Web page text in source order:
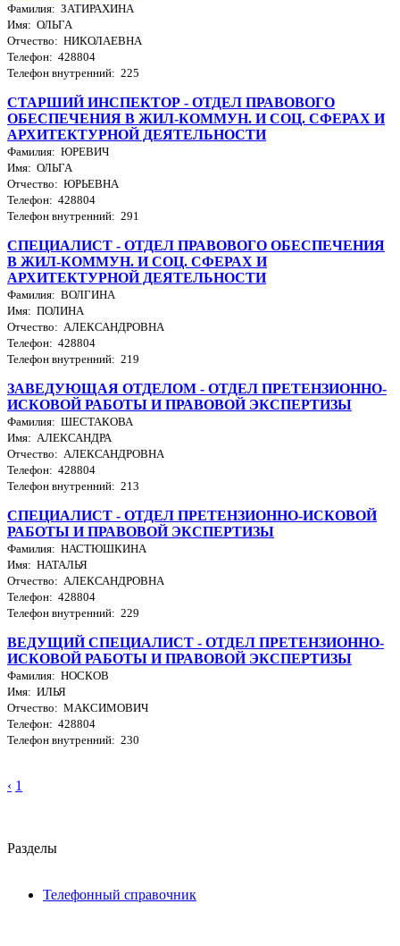
Фамилия: ЗАТИРАХИНА
Имя: ОЛЬГА
Отчество: НИКОЛАЕВНА
Телефон: 428804
Телефон внутренний: 225
СТАРШИЙ ИНСПЕКТОР - ОТДЕЛ ПРАВОВОГО
ОБЕСПЕЧЕНИЯ В ЖИЛ-КОММУН. И СОЦ. СФЕРАХ И
АРХИТЕКТУРНОЙ ДЕЯТЕЛЬНОСТИ
Фамилия: ЮРЕВИЧ
Имя: ОЛЬГА
Отчество: ЮРЬЕВНА
Телефон: 428804
Телефон внутренний: 291
СПЕЦИАЛИСТ - ОТДЕЛ ПРАВОВОГО ОБЕСПЕЧЕНИЯ
В ЖИЛ-КОММУН. И СОЦ. СФЕРАХ И
АРХИТЕКТУРНОЙ ДЕЯТЕЛЬНОСТИ
Фамилия: ВОЛГИНА
Имя: ПОЛИНА
Отчество: АЛЕКСАНДРОВНА
Телефон: 428804
Телефон внутренний: 219
ЗАВЕДУЮЩАЯ ОТДЕЛОМ - ОТДЕЛ ПРЕТЕНЗИОННО-
ИСКОВОЙ РАБОТЫ И ПРАВОВОЙ ЭКСПЕРТИЗЫ
Фамилия: ШЕСТАКОВА
Имя: АЛЕКСАНДРА
Отчество: АЛЕКСАНДРОВНА
Телефон: 428804
Телефон внутренний: 213
СПЕЦИАЛИСТ - ОТДЕЛ ПРЕТЕНЗИОННО-ИСКОВОЙ
РАБОТЫ И ПРАВОВОЙ ЭКСПЕРТИЗЫ
Фамилия: НАСТЮШКИНА
Имя: НАТАЛЬЯ
Отчество: АЛЕКСАНДРОВНА
Телефон: 428804
Телефон внутренний: 229
ВЕДУЩИЙ СПЕЦИАЛИСТ - ОТДЕЛ ПРЕТЕНЗИОННО-
ИСКОВОЙ РАБОТЫ И ПРАВОВОЙ ЭКСПЕРТИЗЫ
Фамилия: НОСКОВ
Имя: ИЛЬЯ
Отчество: МАКСИМОВИЧ
Телефон: 428804
Телефон внутренний: 230
‹ 1
Разделы
Телефонный справочник